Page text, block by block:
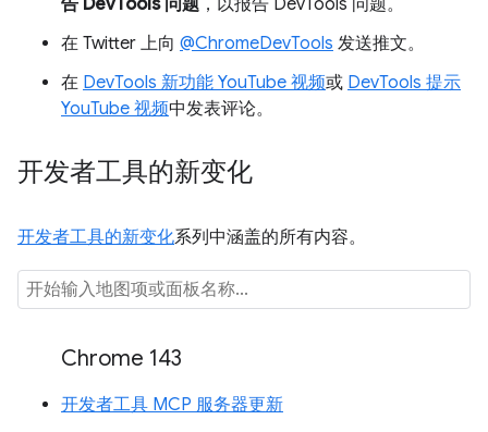
告 DevTools 问题 ，以报告 DevTools 问题。
在 Twitter 上向 @ChromeDevTools 发送推文。
在 DevTools 新功能 YouTube 视频或 DevTools 提示
YouTube 视频中发表评论。
开发者工具的新变化
开发者工具的新变化系列中涵盖的所有内容。
Chrome 143
开发者工具 MCP 服务器更新